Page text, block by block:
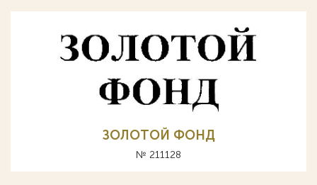
ЗОЛОТОЙ ФОНД
№ 211128